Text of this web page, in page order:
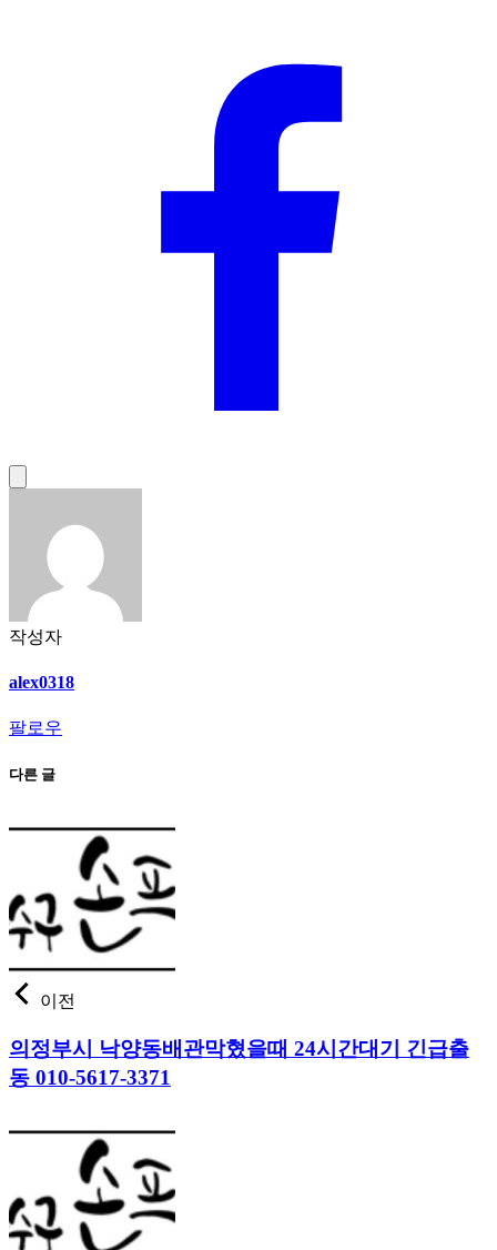
작성자
alex0318
팔로우
다른 글
이전
의정부시 낙양동배관막혔을때 24시간대기 긴급출
동 010-5617-3371